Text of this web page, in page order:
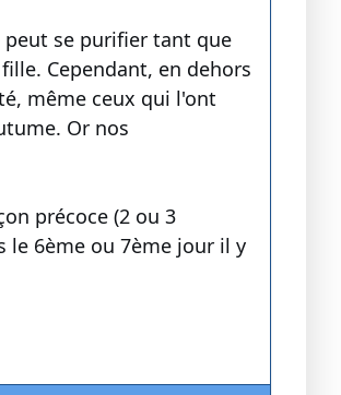
peut se purifier tant que
Cependant, en dehors
même ceux qui l'ont
Or nos
précoce (2 ou 3
le 6ème ou 7ème jour il y